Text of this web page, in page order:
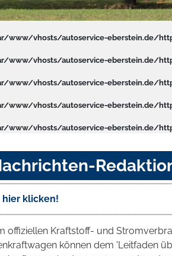
www/vhosts/autoservice-eberstein.de/
www/vhosts/autoservice-eberstein.de/
www/vhosts/autoservice-eberstein.de/
www/vhosts/autoservice-eberstein.de/
www/vhosts/autoservice-eberstein.de/
klicken!
offiziellen Kraftstoff- und
können dem 'Leitfaden